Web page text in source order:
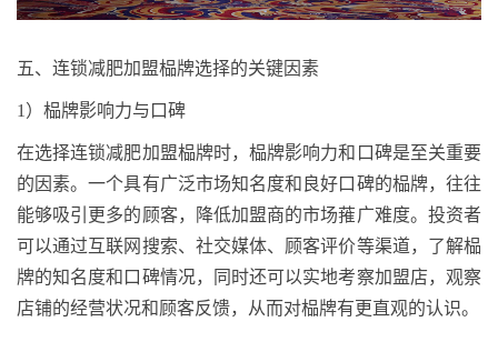
五、 连锁减肥加盟榀牌选择的关键因素
1 ） 榀牌影响力与口碑
在选择连锁减肥加盟榀牌时，榀牌影响力和口碑是至关重要
的因素。一个具有广泛市场知名度和良好口碑的榀牌，往往
能够吸引更多的顾客，降低加盟商的市场蓷广难度。投资者
可以通过互联网搜索、社交媒体、顾客评价等渠道，了解榀
牌的知名度和口碑情况，同时还可以实地考察加盟店，观察
店铺的经营状况和顾客反馈，从而对榀牌有更直观的认识。